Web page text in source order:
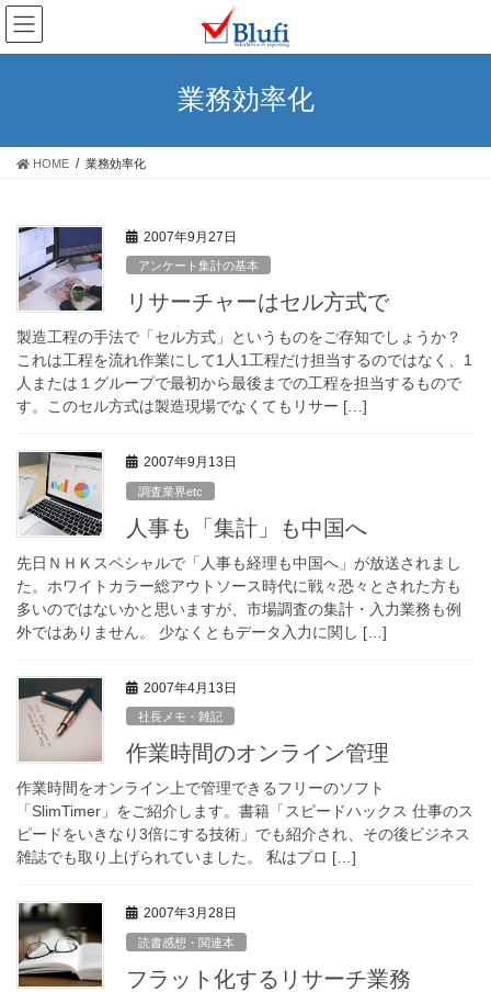
コ
ン
テ
ス
ナ
ビ
ゲ
ン
業務効率化
HOME 業務効率化
2007年9月27日
アンケート集計の基本
リサーチャーはセル方式で
製造工程の手法で「セル方式」というものをご存知でしょうか？
これは工程を流れ作業にして1人1工程だけ担当するのではなく、1
人または１グループで最初から最後までの工程を担当するもので
す。このセル方式は製造現場でなくてもリサー […]
2007年9月13日
調査業界etc
人事も「集計」も中国へ
先日ＮＨＫスペシャルで「人事も経理も中国へ」が放送されまし
た。ホワイトカラー総アウトソース時代に戦々恐々とされた方も
多いのではないかと思いますが、市場調査の集計・入力業務も例
外ではありません。 少なくともデータ入力に関し […]
2007年4月13日
社長メモ・雑記
作業時間のオンライン管理
作業時間をオンライン上で管理できるフリーのソフト
「SlimTimer」をご紹介します。書籍「スピードハックス 仕事のス
ピードをいきなり3倍にする技術」でも紹介され、その後ビジネス
雑誌でも取り上げられていました。 私はプロ […]
2007年3月28日
読書感想・関連本
フラット化するリサーチ業務